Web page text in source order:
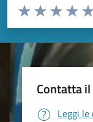
Valuta da 1 a 5 stelle
Valuta 3
Valuta 2
Valuta 1 stelle su
Contatta
Leggi